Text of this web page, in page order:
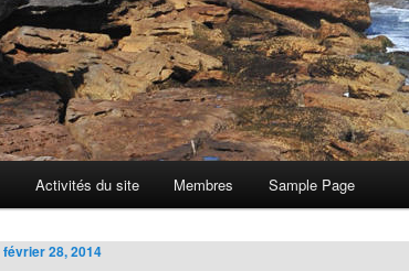
Activités du site Membres Sample Page
février 28, 2014